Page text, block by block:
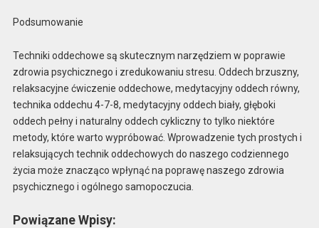
Podsumowanie
Techniki oddechowe są skutecznym narzędziem w poprawie
zdrowia psychicznego i zredukowaniu stresu. Oddech brzuszny,
relaksacyjne ćwiczenie oddechowe, medytacyjny oddech równy,
technika oddechu 4-7-8, medytacyjny oddech biały, głęboki
oddech pełny i naturalny oddech cykliczny to tylko niektóre
metody, które warto wypróbować. Wprowadzenie tych prostych i
relaksujących technik oddechowych do naszego codziennego
życia może znacząco wpłynąć na poprawę naszego zdrowia
psychicznego i ogólnego samopoczucia.
Powiązane Wpisy: